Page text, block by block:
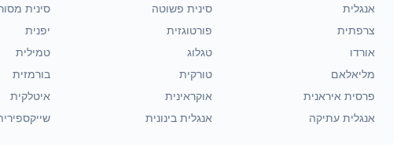
אנגלית סינית פשוטה סינית
צרפתית
פורטוגזית יפנית
אורדו
טגלוג טמילית
מליאלאם
טורקית בורמזית
פרסית איראנית
אוקראינית איטלקית
אנגלית עתיקה
אנגלית בינונית